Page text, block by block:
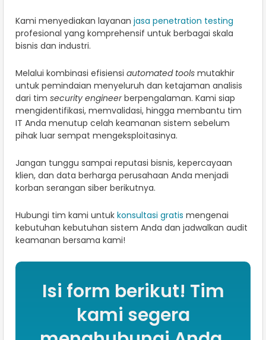
Kami menyediakan layanan jasa penetration testing
profesional yang komprehensif untuk berbagai skala
bisnis dan industri.
Melalui kombinasi efisiensi automated tools mutakhir
untuk pemindaian menyeluruh dan ketajaman analisis
dari tim security engineerberpengalaman. Kami siap
mengidentifikasi, memvalidasi, hingga membantu tim
IT Anda menutup celah keamanan sistem sebelum
pihak luar sempat mengeksploitasinya.
Jangan tunggu sampai reputasi bisnis, kepercayaan
klien, dan data berharga perusahaan Anda menjadi
korban serangan siber berikutnya.
Hubungi tim kami untuk konsultasi gratis mengenai
kebutuhan kebutuhan sistem Anda dan jadwalkan audit
keamanan bersama kami!
Isi form berikut! Tim
kami segera